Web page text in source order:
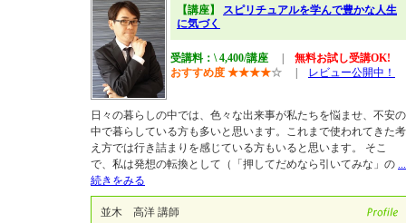
【講座】 スピリチュアルを学んで豊かな人生
に気づく
受講料：\ 4,400/講座
無料お試し受講OK!
おすすめ度 ★★★★☆ レビュー公開中！
日々の暮らしの中では、色々な出来事が私たちを悩ませ、不安の
中で暮らしている方も多いと思います。これまで使われてきた考
え方では行き詰まりを感じている方もいると思います。 そこ
で、私は発想の転換として（「押してだめなら引いてみな」の ...
続きをみる
並木 高洋 講師